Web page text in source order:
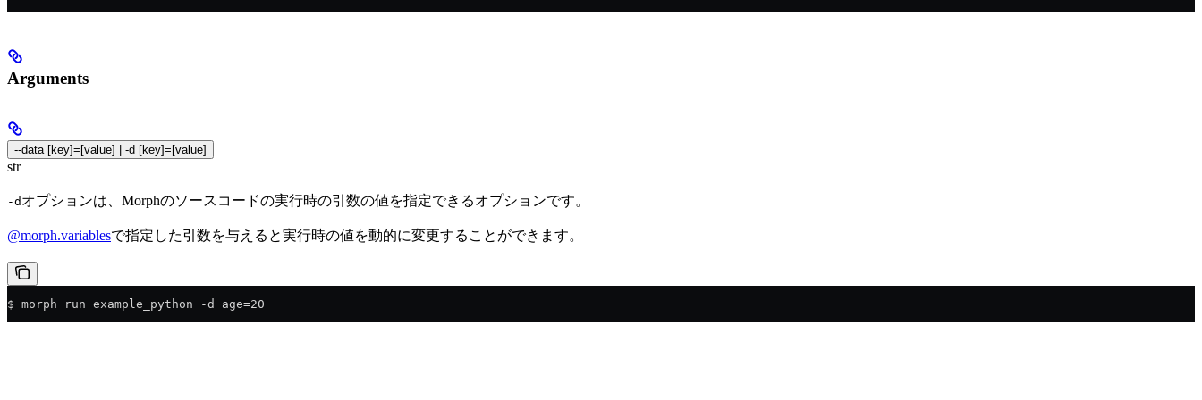
Arguments
--data [key]=[value] | -d [key]=[value]
str
-d オプションは、Morphのソースコードの実行時の引数の値を指定できるオプションです。
@morph.variablesで指定した引数を与えると実行時の値を動的に変更することができます。
$ morph run example_python -d age=20